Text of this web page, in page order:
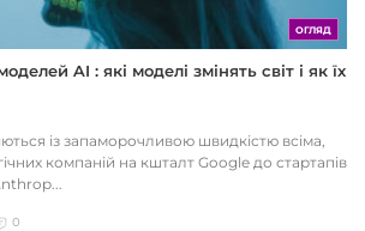
ОГЛЯД
AI : які моделі змінять світ і як їх
із запаморочливою швидкістю всіма,
компаній на кшталт Google до стартапів
0